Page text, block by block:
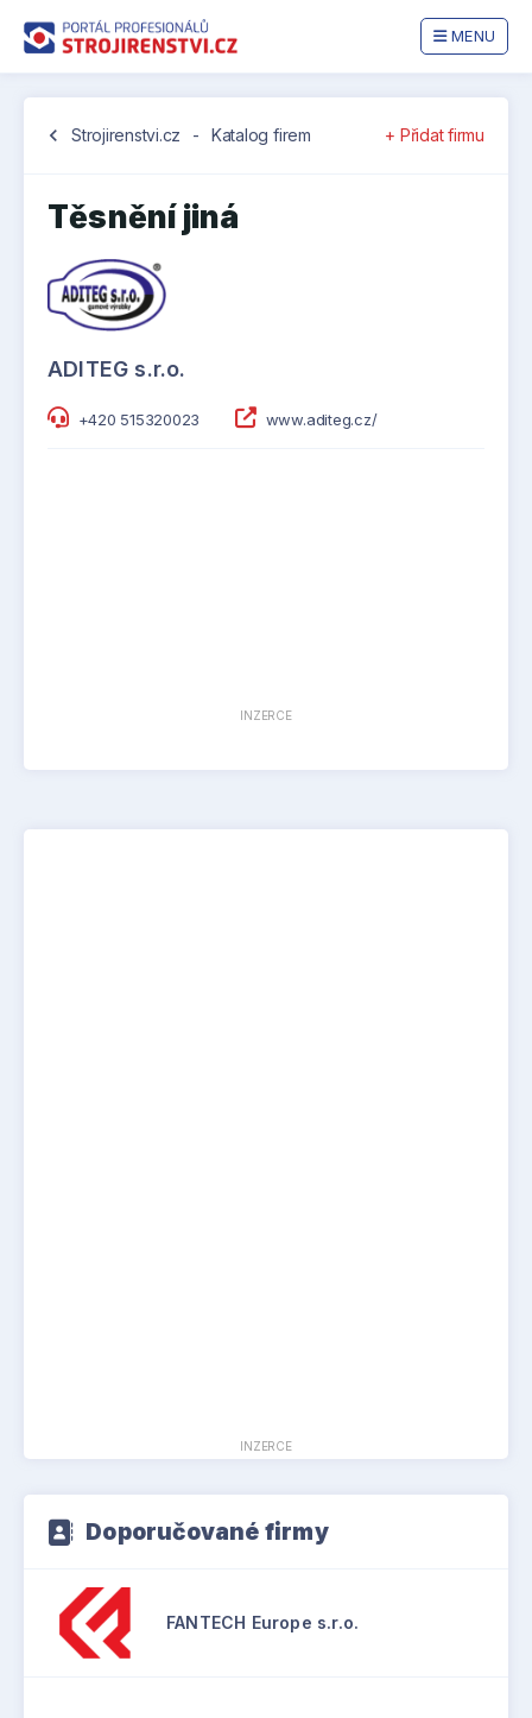
MENU
chevron_left Strojirenstvi.cz - Katalog firem + Přidat firmu
Těsnění jiná
ADITEG s.r.o.
+420 515320023 www.aditeg.cz/
INZERCE
INZERCE
Doporučované firmy
FANTECH Europe s.r.o.